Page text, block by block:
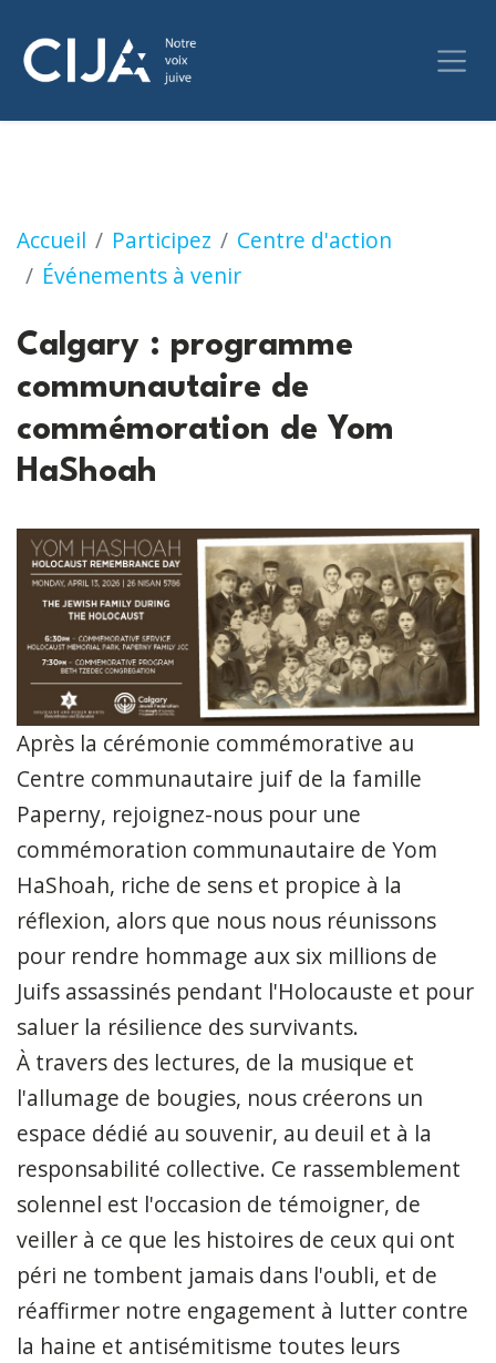
Accueil Participez
Centre d'action
Événements à venir
Calgary : programme communautaire de
Calgary : programme
communautaire de
commémoration de Yom
HaShoah
Après la cérémonie commémorative au
Centre communautaire juif de la famille
Paperny, rejoignez-nous pour une
commémoration communautaire de Yom
HaShoah, riche de sens et propice à la
réflexion, alors que nous nous réunissons
pour rendre hommage aux six millions de
Juifs assassinés pendant l'Holocauste et pour
saluer la résilience des survivants.
À travers des lectures, de la musique et
l'allumage de bougies, nous créerons un
espace dédié au souvenir, au deuil et à la
responsabilité collective. Ce rassemblement
solennel est l'occasion de témoigner, de
veiller à ce que les histoires de ceux qui ont
péri ne tombent jamais dans l'oubli, et de
réaffirmer notre engagement à lutter contre
la haine et antisémitisme toutes leurs